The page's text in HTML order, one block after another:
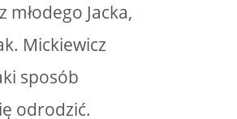
Jacka,
Mickiewicz
sposób
odrodzić.